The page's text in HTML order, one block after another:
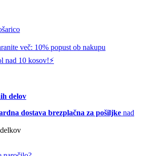
več: 10% popust ob nakupu
nad 10 kosov!⚡️
delov
dostava brezplačna za pošiljke nad